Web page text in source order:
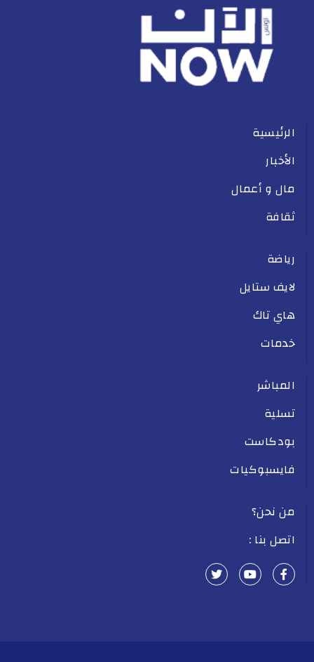
الرئيسية
الأخبار
مال و أعمال
ثقافة
رياضة
لايف ستايل
هاي تاك
خدمات
المباشر
تسلية
بودكاست
فايسبوكيات
من نحن؟
اتصل بنا :